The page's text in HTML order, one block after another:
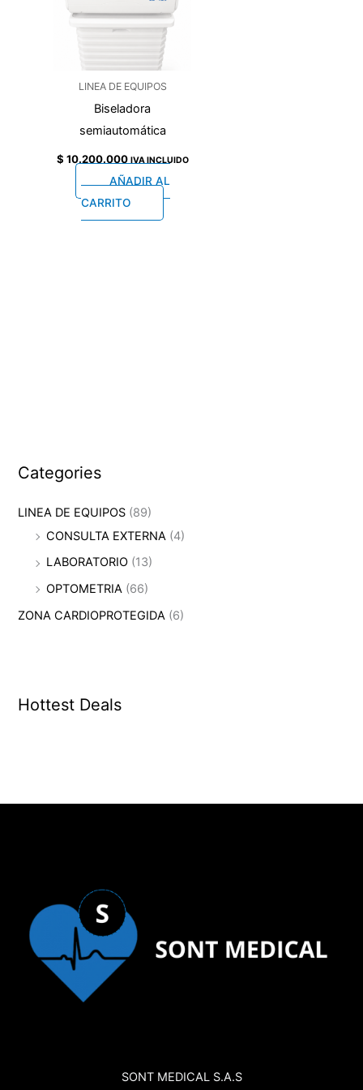
Categories
LINEA DE EQUIPOS (89)
CONSULTA EXTERNA (4)
LABORATORIO (13)
OPTOMETRIA (66)
ZONA CARDIOPROTEGIDA (6)
Hottest Deals
LINEA DE EQUIPOS
Biseladora
semiautomática
$ 10.200.000 IVA INCLUIDO
AÑADIR AL
CARRITO
SONT MEDICAL S.A.S